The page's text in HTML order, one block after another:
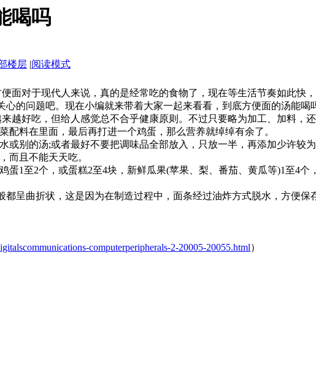
喝吗
楼层 |阅读模式
对于现代人来说，真的是经常吃的食物了，现在等生活节奏如此快
心的问题吧。现在小编就来带着大家一起来看看，到底方便面的汤能喝
好吃，但给人感觉总不合乎健康原则。不过只要略为加工、加料，还
料在里面，最后再打进一个鸡蛋，那么营养就绰绰有余了。
别的汤;或者最好不要把调味品全部放入，只放一半，再添加少许较
且不能天天吃。
1至2个，或蛋糕2至4块，新鲜瓜果(苹果、梨、番茄、黄瓜等)1至4个
曲折状，这是因为在制造过程中，面条经过油炸方式脱水，方便保
computerperipherals-2-20005-20055.html）